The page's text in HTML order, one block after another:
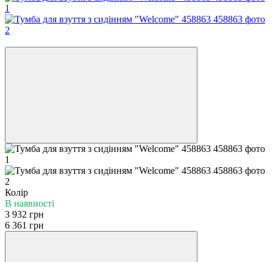
Колір
В наявності
3 932 грн
6 361 грн